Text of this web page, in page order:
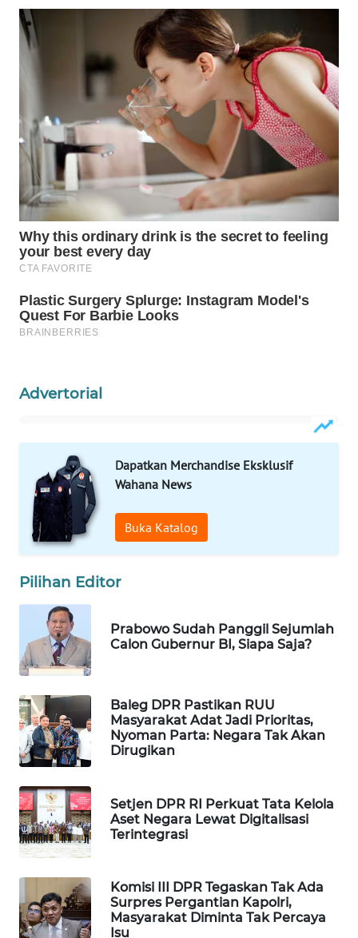
Advertorial
Dapatkan Merchandise Eksklusif
Wahana News
Buka Katalog
Pilihan Editor
Prabowo Sudah Panggil Sejumlah
Calon Gubernur BI, Siapa Saja?
Baleg DPR Pastikan RUU
Masyarakat Adat Jadi Prioritas,
Nyoman Parta: Negara Tak Akan
Dirugikan
Setjen DPR RI Perkuat Tata Kelola
Aset Negara Lewat Digitalisasi
Terintegrasi
Komisi III DPR Tegaskan Tak Ada
Surpres Pergantian Kapolri,
Masyarakat Diminta Tak Percaya
Isu
WAHANA
WAHANA
INFRASTRUKTUR
WAHANA
KONSUMEN
WAHANA
LISTRIK
WAHANA
TRAVEL
ID
WAHANANEWS
CO ID
WAHANANEWS
NET
SPORT
WAHANA
UMKM
WAHANA
SELEB
PERSONA
WAHANA
OTOMOTIF
WAHANA
HEALTH